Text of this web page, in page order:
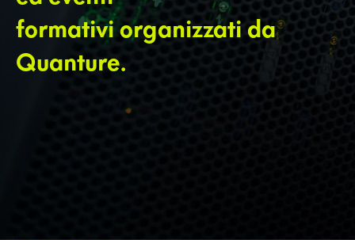
formativi organizzati da
Quanture.